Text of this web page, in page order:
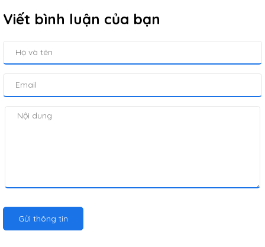
Viết bình luận của bạn
Gửi thông tin